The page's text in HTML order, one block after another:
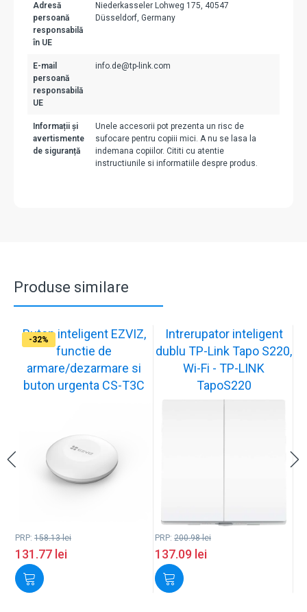
Adresă
persoană
responsabilă
în UE
Niederkasseler Lohweg 175, 40547
Düsseldorf, Germany
E-mail
persoană
responsabilă
UE
info.de@tp-link.com
Informații și
avertismente
de siguranță
Unele accesorii pot prezenta un risc de
sufocare pentru copiii mici. A nu se lasa la
indemana copiilor. Cititi cu atentie
instructiunile si informatiile despre produs.
Produse similare
-17%
Buton inteligent EZVIZ,
functie de
armare/dezarmare si
buton urgenta CS-T3C
PRP: 158.13lei
131.77 lei
-32%
Intrerupator inteligent
dublu TP-Link Tapo S220,
Wi-Fi - TP-LINK
TapoS220
PRP: 200.98lei
137.09 lei